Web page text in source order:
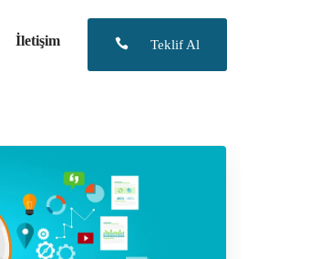
Teklif Al
İletişim